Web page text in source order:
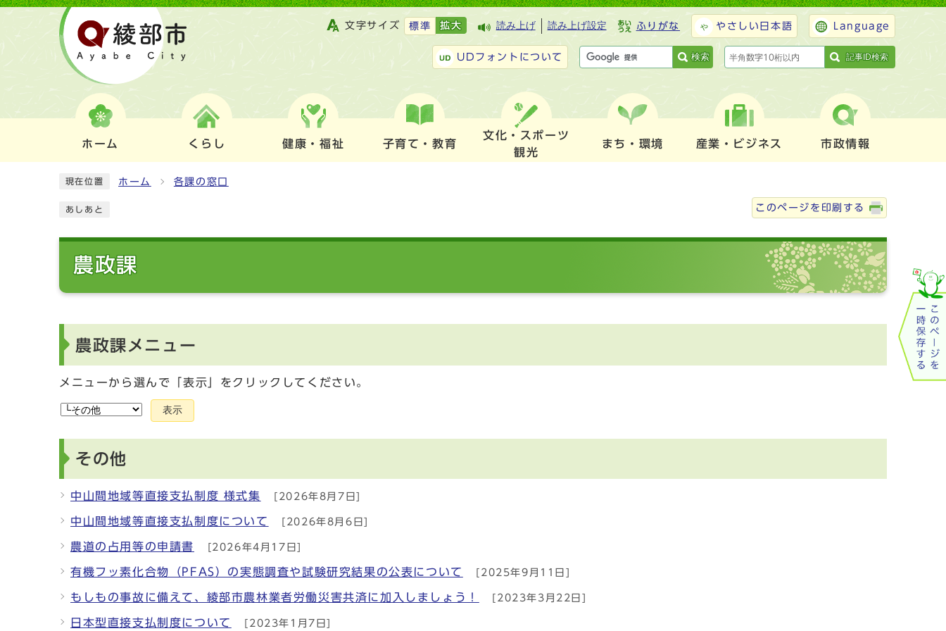
文字サイズ 標準 拡大 読み上げ 読み上げ設定 ふりがな やさしい日本語 Language
UDフォントについて 検索 記事ID検索
ホーム くらし 健康・福祉 子育て・教育
文化・スポーツ
観光
まち・環境 産業・ビジネス 市政情報
現在位置 ホーム 各課の窓口
あしあと このページを印刷する
農政課
農政課メニュー
メニューから選んで「表示」をクリックしてください。
表示
その他
中山間地域等直接支払制度 様式集 [2026年8月7日]
中山間地域等直接支払制度について [2026年8月6日]
農道の占用等の申請書 [2026年4月17日]
有機フッ素化合物（PFAS）の実態調査や試験研究結果の公表について [2025年9月11日]
もしもの事故に備えて、綾部市農林業者労働災害共済に加入しましょう！ [2023年3月22日]
日本型直接支払制度について [2023年1月7日]